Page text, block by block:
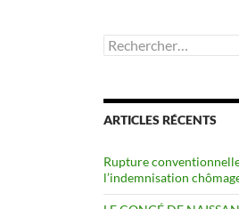
Rechercher :
ARTICLES RÉCENTS
Rupture
l’indemnisation